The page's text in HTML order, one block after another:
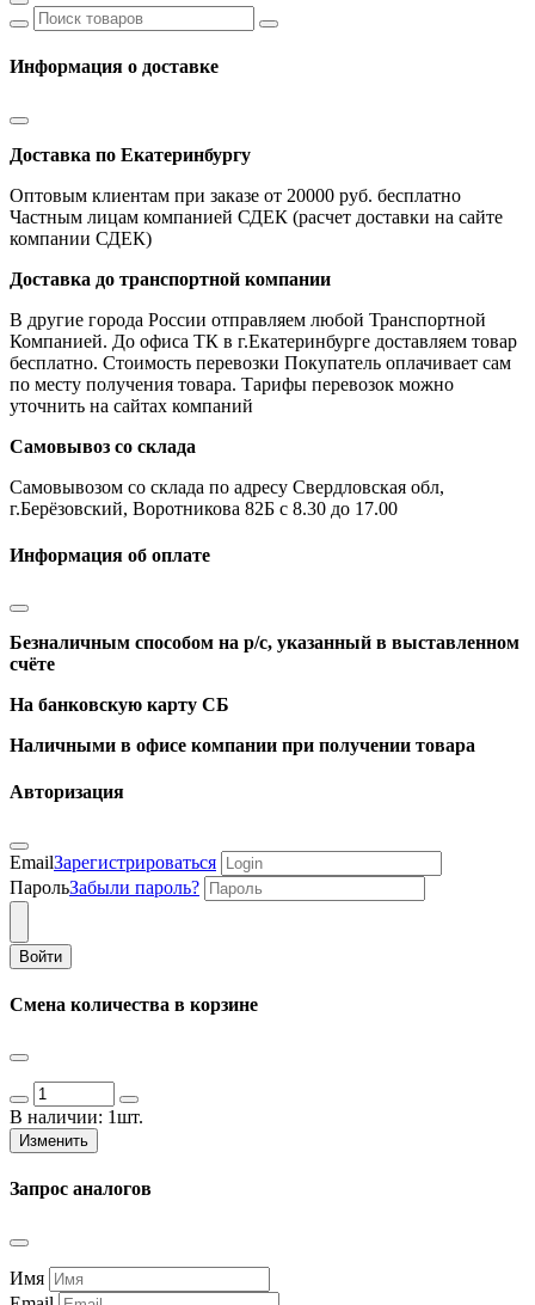
Информация о доставке
Доставка по Екатеринбургу
Оптовым клиентам при заказе от 20000 руб. бесплатно
Частным лицам компанией СДЕК (расчет доставки на сайте
компании СДЕК)
Доставка до транспортной компании
В другие города России отправляем любой Транспортной
Компанией. До офиса ТК в г.Екатеринбурге доставляем товар
бесплатно. Стоимость перевозки Покупатель оплачивает сам
по месту получения товара. Тарифы перевозок можно
уточнить на сайтах компаний
Самовывоз со склада
Самовывозом со склада по адресу Свердловская обл,
г.Берёзовский, Воротникова 82Б с 8.30 до 17.00
Информация об оплате
Безналичным способом на р/с, указанный в выставленном
счёте
На банковскую карту СБ
Наличными в офисе компании при получении товара
Авторизация
EmailЗарегистрироваться
ПарольЗабыли пароль?
Войти
Смена количества в корзине
В наличии: 1шт.
Изменить
Запрос аналогов
Имя